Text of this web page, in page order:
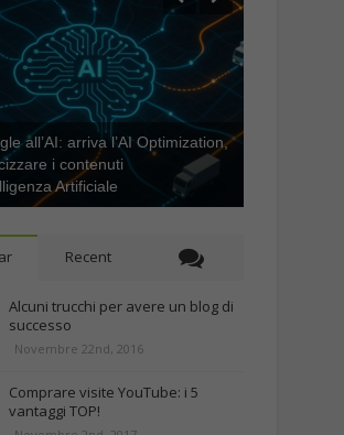
all’AI: arriva l’AI Optimization,
i contenuti
Artificiale
Recent
Alcuni trucchi per avere un blog di
successo
Novembre 22nd, 2016
Comprare visite YouTube: i 5
vantaggi TOP!